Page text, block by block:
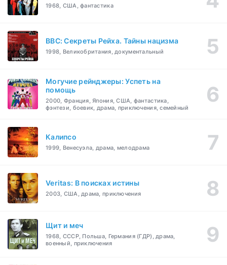
1968, США, фантастика
BBC: Секреты Рейха. Тайны нацизма
1998, Великобритания, документальный
Могучие рейнджеры: Успеть на
помощь
2000, Франция, Япония, США, фантастика,
фэнтези, боевик, драма, приключения, семейный
Калипсо
1999, Венесуэла, драма, мелодрама
Veritas: В поисках истины
2003, США, драма, приключения
Щит и меч
1968, СССР, Польша, Германия (ГДР), драма,
военный, приключения